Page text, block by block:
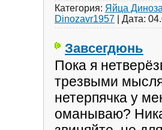
Категория: Яйца
Dinozavr1957
Дата:
Завсегдюнь
Пока я
трезвыми
нетерпячка у
оманываю?